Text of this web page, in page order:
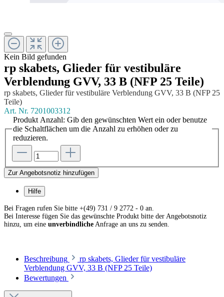
Kein Bild gefunden
rp skabets, Glieder für vestibuläre
Verblendung GVV, 33 B (NFP 25 Teile)
rp skabets, Glieder für vestibuläre Verblendung GVV, 33 B (NFP 25
Teile)
Art. Nr. 7201003312
Produkt Anzahl: Gib den gewünschten Wert ein oder benutze
die Schaltflächen um die Anzahl zu erhöhen oder zu
reduzieren.
Zur Angebotsnotiz hinzufügen
Hilfe
Bei Fragen rufen Sie bitte +(49) 731 / 9 2772 - 0 an.
Bei Interesse fügen Sie das gewünschte Produkt bitte der Angebotsnotiz
hinzu, um eine unverbindliche Anfrage an uns zu senden.
Beschreibung
rp skabets, Glieder für vestibuläre
Verblendung GVV, 33 B (NFP 25 Teile)
Bewertungen